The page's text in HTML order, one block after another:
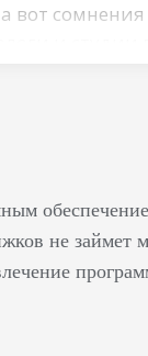
сомнения
и не
вот. Это не
не займет